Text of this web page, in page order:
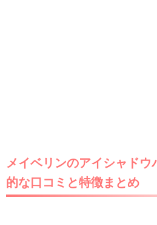
メイベリンのアイシャド
的な口コミと特徴まとめ